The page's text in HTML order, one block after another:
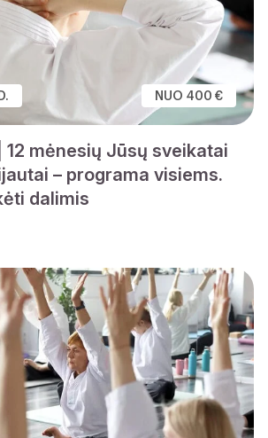
NUO 400 €
12 mėnesių Jūsų sveikatai
– programa visiems.
dalimis